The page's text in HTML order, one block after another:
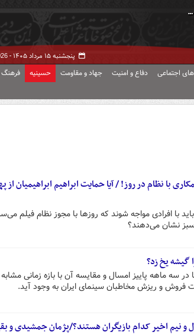
پنجشنبه ۱۵ مرداد ۱۴۰۵ -
اجتماعی دفاع و امنیت جهاد و مقاومت حسینیه فرهنگ
با نظام در روز! / آیا حمایت ابراهیم ابراهیمیان
با افرادی مواجه شوند که روزها با مجوز نظام فیلم
سبز نشان می‌دهند؟
گیشه یخ زد؟
در سه ماهه پاییز امسال و مقایسه آن با بازه زمانی
فروش و ریزش مخاطبان سینمای ایران به وجود آید.
و نیم اخیر کدام بازیگران هستند؟/پژمان جمشیدی و